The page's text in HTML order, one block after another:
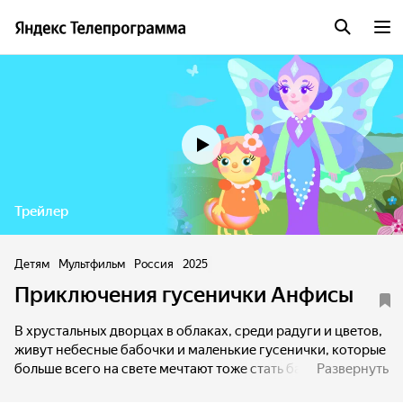
Трейлер
Детям Мультфильм Россия 2025
Приключения гусенички Анфисы
В хрустальных дворцах в облаках, среди радуги и цветов,
живут небесные бабочки и маленькие гусенички, которые
больше всего на свете мечтают тоже стать бабочками,
Развернуть